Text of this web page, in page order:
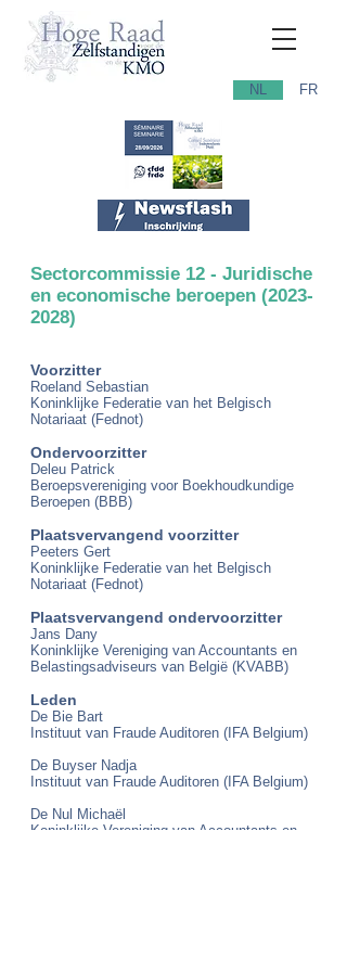
NL FR
Sectorcommissie 12 - Juridische
en economische beroepen (2023-
2028)
Voorzitter
Roeland Sebastian
Koninklijke Federatie van het Belgisch
Notariaat (Fednot)
Ondervoorzitter
Deleu Patrick
Beroepsvereniging voor Boekhoudkundige
Beroepen (BBB)
Plaatsvervangend voorzitter
Peeters Gert
Koninklijke Federatie van het Belgisch
Notariaat (Fednot)
Plaatsvervangend ondervoorzitter
Jans Dany
Koninklijke Vereniging van Accountants en
Belastingsadviseurs van België (KVABB)
Leden
De Bie Bart
Instituut van Fraude Auditoren (IFA Belgium)
De Buyser Nadja
Instituut van Fraude Auditoren (IFA Belgium)
De Nul Michaël
Koninklijke Vereniging van Accountants en